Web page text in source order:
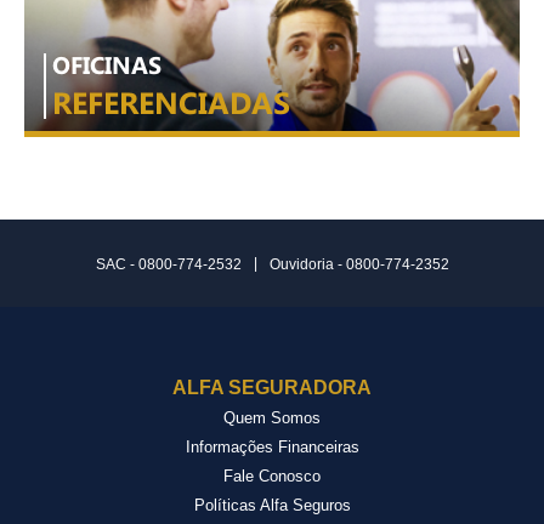
OFICINAS
REFERENCIADAS
SAC - 0800-774-2532 Ouvidoria - 0800-774-2352
ALFA SEGURADORA
Quem Somos
Informações Financeiras
Fale Conosco
Políticas Alfa Seguros